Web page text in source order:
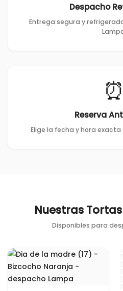
Despacho
Entrega segura y
⏰
Reserva
Elige la fecha y hora
Nuestras
Disponibles para